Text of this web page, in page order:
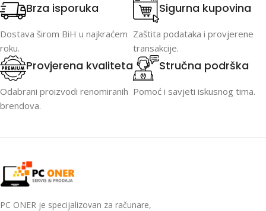
Brza isporuka
Dostava širom BiH u najkraćem
roku.
Sigurna kupovina
Zaštita podataka i provjerene
transakcije.
Provjerena kvaliteta
Odabrani proizvodi renomiranih
brendova.
Stručna podrška
Pomoć i savjeti iskusnog tima.
PC ONER je specijalizovan za računare,